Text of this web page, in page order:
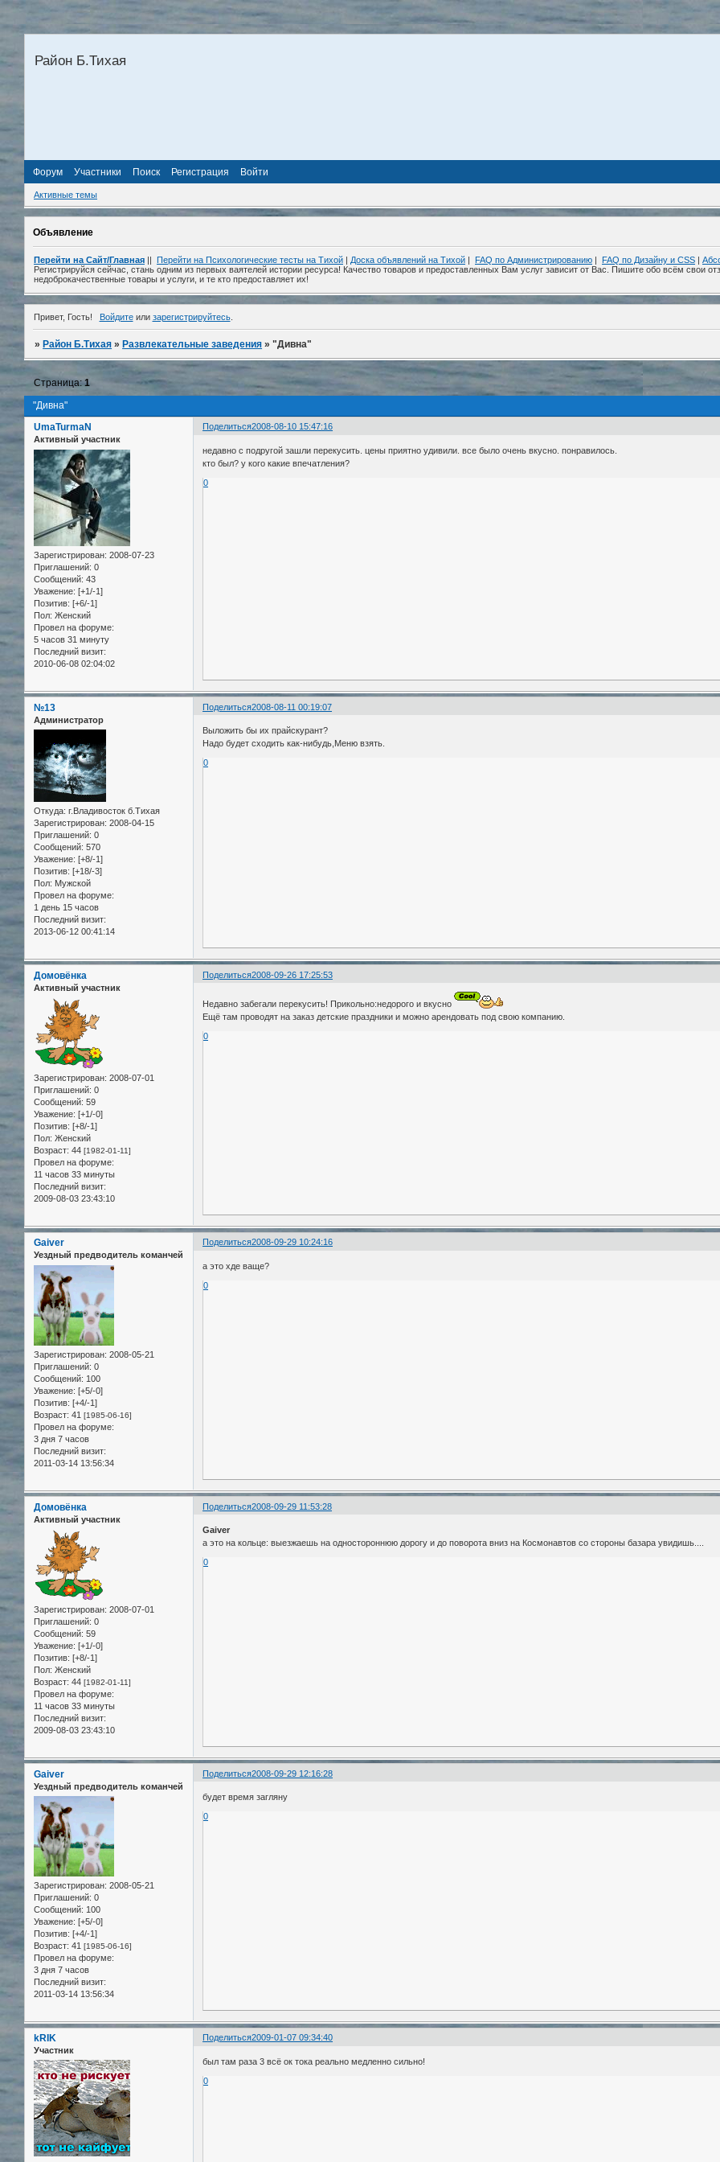
Район Б.Тихая
Форум Участники Поиск Регистрация Войти
Активные темы
Объявление
Перейти на Сайт/Главная Перейти на Психологические тесты на Тихой Доска объявлений на Тихой FAQ по Администрированию FAQ по Дизайну и СSS
Регистрируйся сейчас, стань одним из первых ваятелей истории ресурса! Качество товаров и предоставленных Вам услуг зависит от Вас. Пишите обо всём свои
недоброкачественные товары и услуги, и те кто предоставляет их!
Привет, Гость! Войдитеили зарегистрируйтесь.
» Район Б.Тихая » Развлекательные заведения »"Дивна"
"Дивна"
Страница:1
Поделиться2008-08-10 15:47:16
UmaTurmaN
Активный участник
Зарегистрирован: 2008-07-23
Приглашений: 0
Сообщений: 43
Уважение: [+1/-1]
Позитив: [+6/-1]
Пол: Женский
Провел на форуме:
5 часов 31 минуту
Последний визит:
2010-06-08 02:04:02
недавно с подругой зашли перекусить. цены приятно удивили. все было очень вкусно. понравилось.
кто был? у кого какие впечатления?
0
Поделиться2008-08-11 00:19:07
№13
Администратор
Откуда: г.Владивосток б.Тихая
Зарегистрирован: 2008-04-15
Приглашений: 0
Сообщений: 570
Уважение: [+8/-1]
Позитив: [+18/-3]
Пол: Мужской
Провел на форуме:
1 день 15 часов
Последний визит:
2013-06-12 00:41:14
Выложить бы их прайскурант?
Надо будет сходить как-нибудь,Меню взять.
0
Поделиться2008-09-26 17:25:53
Домовёнка
Активный участник
Зарегистрирован: 2008-07-01
Приглашений: 0
Сообщений: 59
Уважение: [+1/-0]
Позитив: [+8/-1]
Пол: Женский
Возраст: 44 [1982-01-11]
Провел на форуме:
11 часов 33 минуты
Последний визит:
2009-08-03 23:43:10
Недавно забегали перекусить! Прикольно:недорого и вкусно
Ещё там проводят на заказ детские праздники и можно арендовать под свою компанию.
0
Поделиться2008-09-29 10:24:16
Gaiver
Уездный предводитель команчей
Зарегистрирован: 2008-05-21
Приглашений: 0
Сообщений: 100
Уважение: [+5/-0]
Позитив: [+4/-1]
Возраст: 41 [1985-06-16]
Провел на форуме:
3 дня 7 часов
Последний визит:
2011-03-14 13:56:34
а это хде ваще?
0
Поделиться2008-09-29 11:53:28
Домовёнка
Активный участник
Зарегистрирован: 2008-07-01
Приглашений: 0
Сообщений: 59
Уважение: [+1/-0]
Позитив: [+8/-1]
Пол: Женский
Возраст: 44 [1982-01-11]
Провел на форуме:
11 часов 33 минуты
Последний визит:
2009-08-03 23:43:10
Gaiver
а это на кольце: выезжаешь на одностороннюю дорогу и до поворота вниз на Космонавтов со стороны базара увидишь....
0
Поделиться2008-09-29 12:16:28
Gaiver
Уездный предводитель команчей
Зарегистрирован: 2008-05-21
Приглашений: 0
Сообщений: 100
Уважение: [+5/-0]
Позитив: [+4/-1]
Возраст: 41 [1985-06-16]
Провел на форуме:
3 дня 7 часов
Последний визит:
2011-03-14 13:56:34
будет время загляну
0
Поделиться2009-01-07 09:34:40
kRIK
Участник
был там раза 3 всё ок тока реально медленно сильно!
0